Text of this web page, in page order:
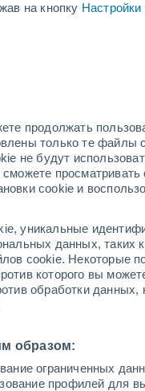
на кнопку
продолжать
только те файлы
не будут
сможете
cookie и
уникальные
данных,
cookie. Некоторые
которого вы
обработки данных,
образом:
ограниченных
профилей для
Состояние
Глубина снега у
Тип покрытия у
Тип покрытия на